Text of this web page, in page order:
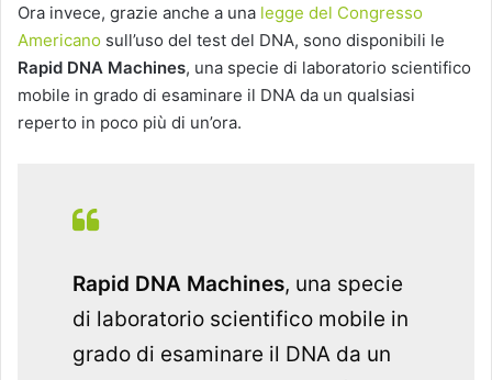
Ora invece, grazie anche a una legge del Congresso
Americano sull’uso del test del DNA, sono disponibili le
Rapid DNA Machines, una specie di laboratorio scientifico
mobile in grado di esaminare il DNA da un qualsiasi
reperto in poco più di un’ora.
Rapid DNA Machines, una specie
di laboratorio scientifico mobile in
grado di esaminare il DNA da un